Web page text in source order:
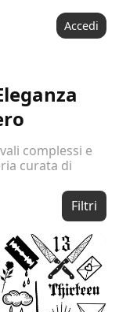
Accedi
complessi e
curata di
Filtri